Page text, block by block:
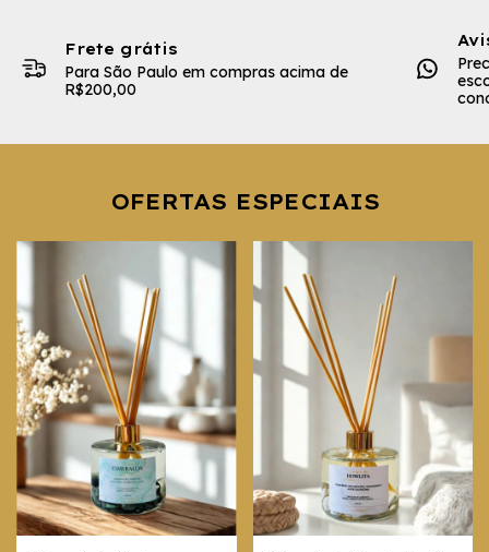
Frete grátis
Para São Paulo em compras acima de
R$200,00
OFERTAS ESPECIAIS